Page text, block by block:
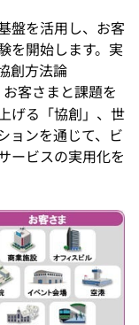
盤を活用し、お客
を開始します。実
創方法論
客さまと課題を
げる「協創」、世
ョンを通じて、ビ
ービスの実用化を